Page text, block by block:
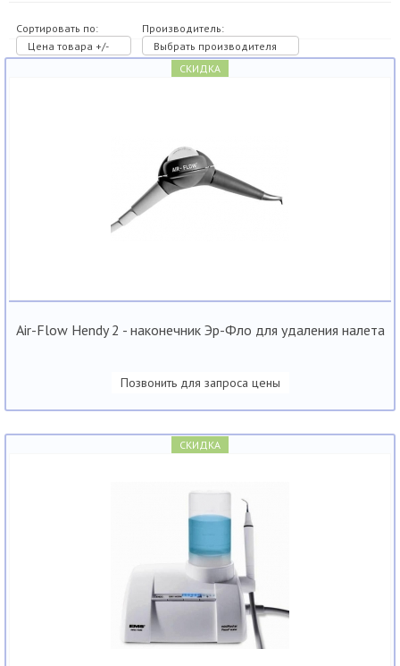
Сортировать по:
Цена товара +/-
Производитель:
Выбрать производителя
СКИДКА
Air-Flow Hendy 2 - наконечник Эр-Фло для удаления налета
Позвонить для запроса цены
СКИДКА